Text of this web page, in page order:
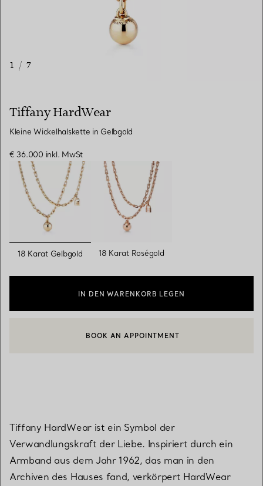
1 / 7
Tiffany HardWear
Kleine Wickelhalskette in Gelbgold
€ 36.000 inkl. MwSt
ausgewählt
18 Karat Gelbgold 18 Karat Roségold
IN DEN WARENKORB LEGEN
EINEN KUNDENBERATER KONTAKTIEREN ODER EINEN
BOOK AN APPOINTMENT
Tiffany HardWear ist ein Symbol der
Verwandlungskraft der Liebe. Inspiriert durch ein
Armband aus dem Jahr 1962, das man in den
Archiven des Hauses fand, verkörpert HardWear